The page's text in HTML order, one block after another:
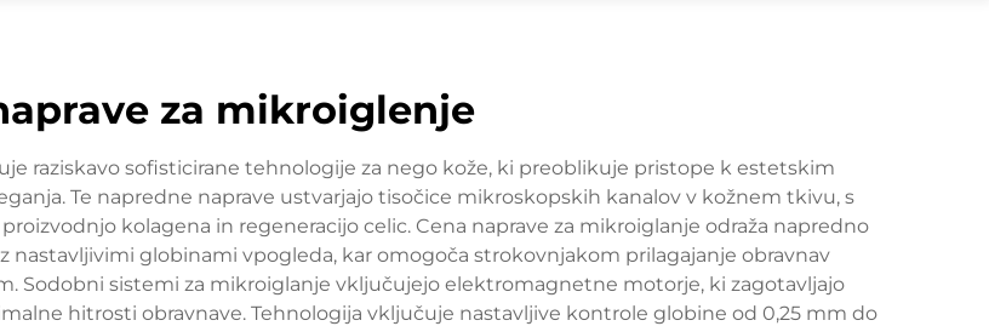
za mikroiglenje
raziskavo sofisticirane tehnologije za nego kože, ki preoblikuje pristope k estetskim
Te napredne naprave ustvarjajo tisočice mikroskopskih kanalov v kožnem tkivu, s
kolagena in regeneracijo celic. Cena naprave za mikroiglanje odraža napredno
nastavljivimi globinami vpogleda, kar omogoča strokovnjakom prilagajanje obravnav
Sodobni sistemi za mikroiglanje vključujejo elektromagnetne motorje, ki zagotavljajo
hitrosti obravnave. Tehnologija vključuje nastavljive kontrole globine od 0,25 mm do